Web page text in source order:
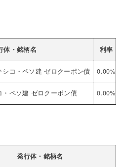
体・銘柄名 利率
コ・ペソ建 ゼロクーポン債 0.00%
ペソ建 ゼロクーポン債 0.00%
発行体・銘柄名